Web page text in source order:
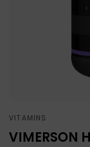
VITAMINS
VIMERSON